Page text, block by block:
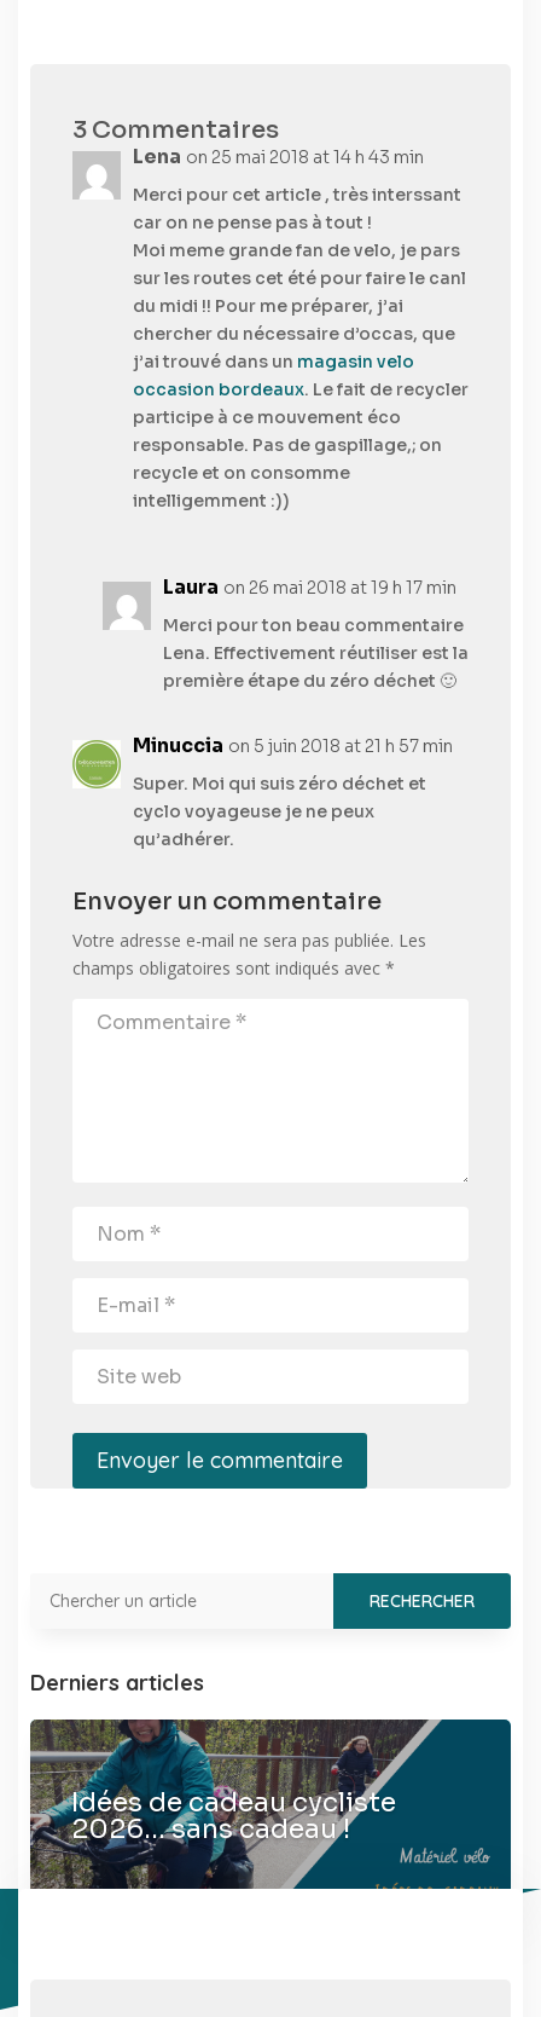
3 Commentaires
Lena on 25 mai 2018 at 14 h 43 min
Merci pour cet article , très interssant
car on ne pense pas à tout !
Moi meme grande fan de velo, je pars
sur les routes cet été pour faire le canl
du midi !! Pour me préparer, j’ai
chercher du nécessaire d’occas, que
j’ai trouvé dans un magasin velo
occasion bordeaux. Le fait de recycler
participe à ce mouvement éco
responsable. Pas de gaspillage,; on
recycle et on consomme
intelligemment :))
Laura on 26 mai 2018 at 19 h 17 min
Merci pour ton beau commentaire
Lena. Effectivement réutiliser est la
première étape du zéro déchet 🙂
Minuccia on 5 juin 2018 at 21 h 57 min
Super. Moi qui suis zéro déchet et
cyclo voyageuse je ne peux
qu’adhérer.
Envoyer un commentaire
Votre adresse e-mail ne sera pas publiée. Les
champs obligatoires sont indiqués avec *
Envoyer le commentaire
Derniers articles
Idées de cadeau cycliste
2026… sans cadeau !